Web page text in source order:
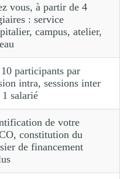
vous, à partir de 4
: service
campus, atelier,
participants par
intra, sessions inter
1 salarié
de votre
constitution du
de financement